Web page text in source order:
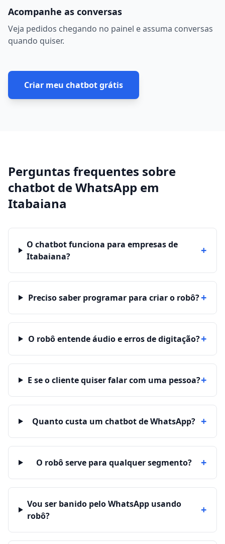
Acompanhe as conversas
Veja pedidos chegando no painel e assuma conversas
quando quiser.
Criar meu chatbot grátis
Perguntas frequentes sobre
chatbot de WhatsApp em
Itabaiana
O chatbot funciona para empresas de
Itabaiana?
+
Preciso saber programar para criar o robô?+
O robô entende áudio e erros de digitação?+
E se o cliente quiser falar com uma pessoa?+
Quanto custa um chatbot de WhatsApp? +
O robô serve para qualquer segmento? +
Vou ser banido pelo WhatsApp usando
robô?
+